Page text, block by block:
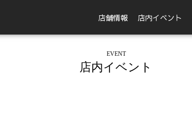
店舗情報 店内イベント
EVENT
店内イベント